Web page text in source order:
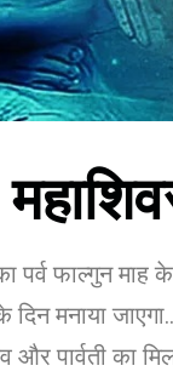
पर्व फाल्गुन माह
दिन मनाया जाएगा..
पार्वती का